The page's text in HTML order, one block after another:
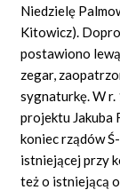
Niedzielę
Kitowicz).
postawiono
zegar,
sygnaturkę. W
projektu Jakuba
koniec rządów
istniejącej przy
też o istniejącą